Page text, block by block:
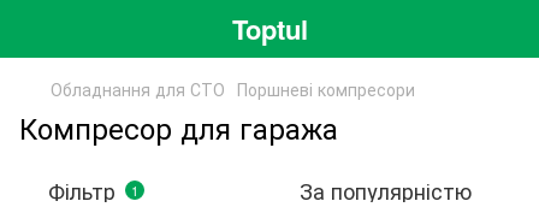
Toptul
Обладнання для СТО Поршневі компресори
Компресор для гаража
Фільтр 1 За популярністю